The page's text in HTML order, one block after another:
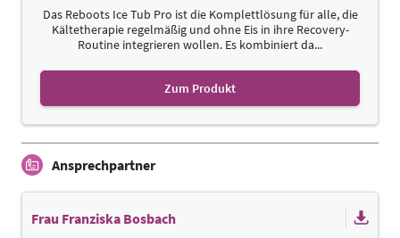
Das Reboots Ice Tub Pro ist die Komplettlösung für alle, die
Kältetherapie regelmäßig und ohne Eis in ihre Recovery-
Routine integrieren wollen. Es kombiniert da...
Zum Produkt
Ansprechpartner
Frau Franziska Bosbach